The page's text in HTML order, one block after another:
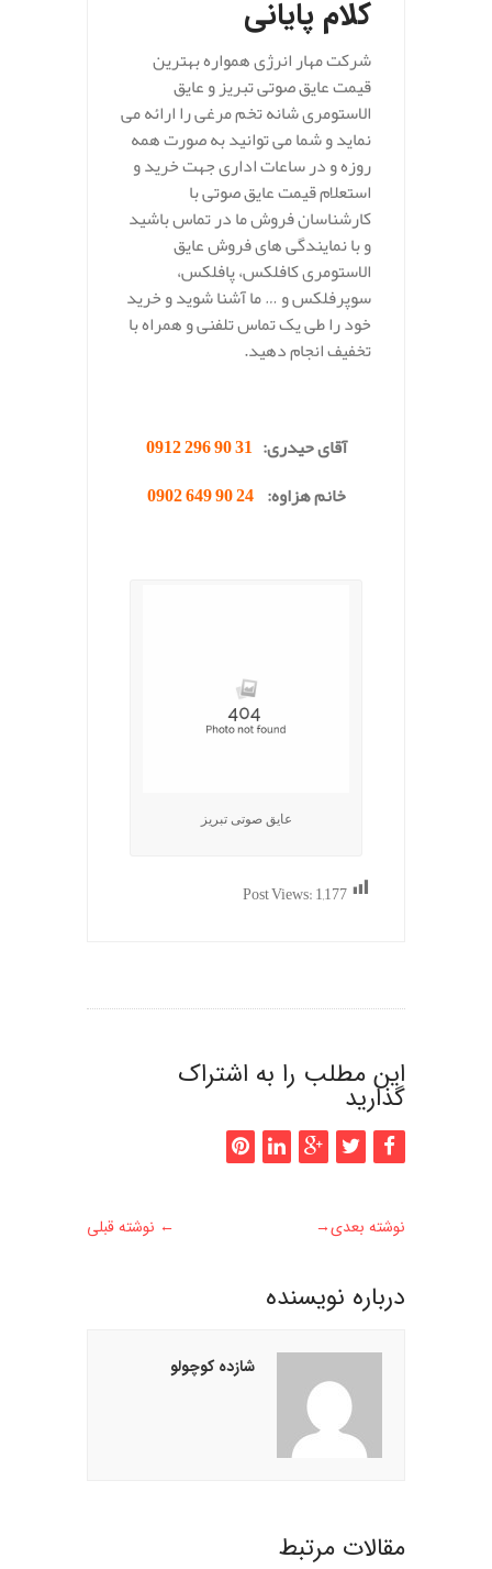
کلام پایانی
شرکت مهار انرژی همواره بهترین
قیمت عایق صوتی تبریز و عایق
الاستومری شانه تخم مرغی را ارائه می
نماید و شما می توانید به صورت همه
روزه و در ساعات اداری جهت خرید و
استعلام قیمت عایق صوتی با
کارشناسان فروش ما در تماس باشید
و با نمایندگی های فروش عایق
الاستومری کافلکس، پافلکس،
سوپرفلکس و … ما آشنا شوید و خرید
خود را طی یک تماس تلفنی و همراه با
تخفیف انجام دهید.
آقای حیدری: 31 90 296 0912
خانم هزاوه:24 90 649 0902
عایق صوتی تبریز
Post Views:1,177
این مطلب را به اشتراک
گذارید
← نوشته قبلی نوشته بعدی→
درباره نويسنده
شازده کوچولو
مقالات مرتبط